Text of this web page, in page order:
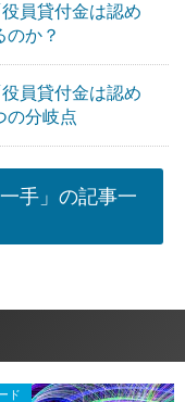
員貸付金は認め
のか？
員貸付金は認め
の分岐点
手」の記事一
ド